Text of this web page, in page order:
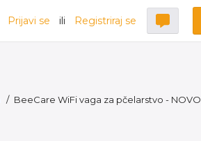
Registriraj se
ili
Prijavi se
/ BeeCare WiFi vaga za pčelarstvo - NOVO